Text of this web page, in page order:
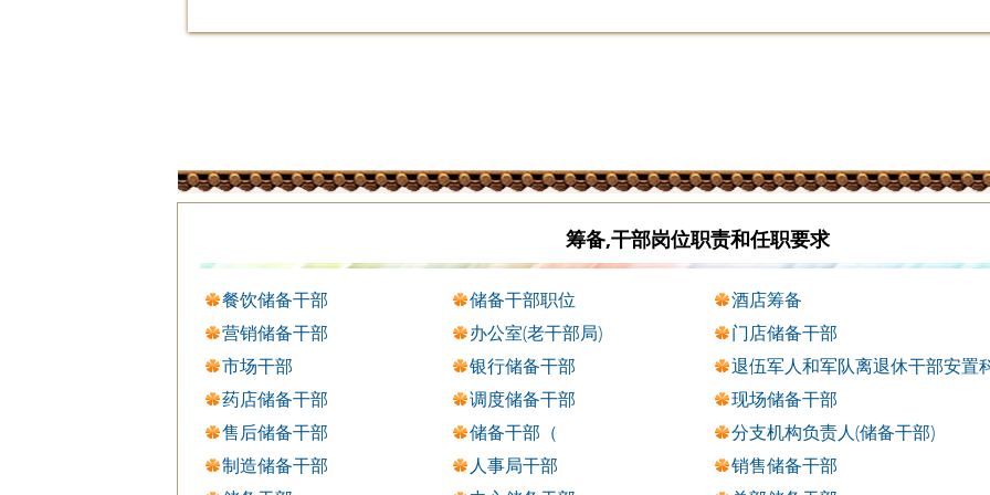
筹备,干部岗位职责和任职要求
餐饮储备干部 储备干部职位
酒店筹备
营销储备干部
办公室(老干部局)
门店储备干部
市场干部
银行储备干部
退伍军人和军队离退休干部安置
药店储备干部
调度储备干部
现场储备干部
售后储备干部
储备干部（
分支机构负责人(储备干部)
制造储备干部
人事局干部
销售储备干部